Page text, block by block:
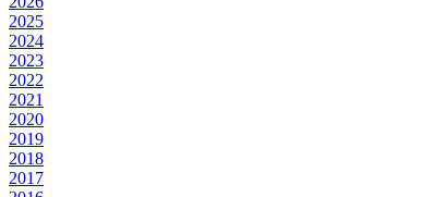
2025
2024
2023
2022
2021
2020
2019
2018
2017